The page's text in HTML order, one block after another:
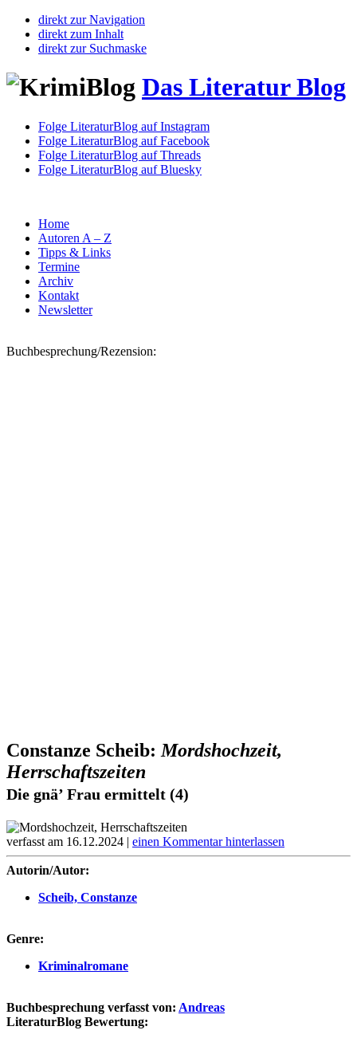
direkt zur Navigation
direkt zum Inhalt
direkt zur Suchmaske
Das Literatur Blog
Folge LiteraturBlog auf Instagram
Folge LiteraturBlog auf Facebook
Folge LiteraturBlog auf Threads
Folge LiteraturBlog auf Bluesky
Home
Autoren A – Z
Tipps & Links
Termine
Archiv
Kontakt
Newsletter
Buchbesprechung/Rezension:
Constanze Scheib: Mordshochzeit,
Herrschaftszeiten
Die gnä’ Frau ermittelt (4)
verfasst am 16.12.2024 | einen Kommentar hinterlassen
Autorin/Autor:
Scheib, Constanze
Genre:
Kriminalromane
Buchbesprechung verfasst von: Andreas
LiteraturBlog Bewertung: